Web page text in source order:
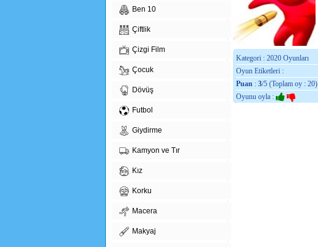
Ben 10
Çiftlik
Çizgi Film
Çocuk
Dövüş
Futbol
Giydirme
Kamyon ve Tır
Kız
Korku
Macera
Makyaj
Kategori : 2020 Oyunları
Oyun Etiketleri :
Puan : 3/5 (Toplam oy : 20)
Oyunu oyla :